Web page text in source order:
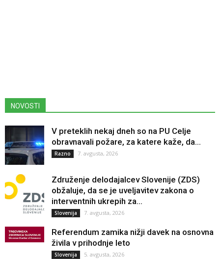
NOVOSTI
V preteklih nekaj dneh so na PU Celje
obravnavali požare, za katere kaže, da...
Razno 7. avgusta, 2026
Združenje delodajalcev Slovenije (ZDS)
obžaluje, da se je uveljavitev zakona o
interventnih ukrepih za...
Slovenija 7. avgusta, 2026
Referendum zamika nižji davek na osnovna
živila v prihodnje leto
Slovenija 5. avgusta, 2026